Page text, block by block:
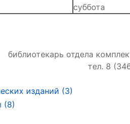
суббота
библиотекарь отдела
тел. 8
изданий (3)
(8)